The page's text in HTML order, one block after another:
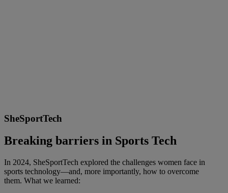
SheSportTech
Breaking barriers in Sports Tech
In 2024, SheSportTech explored the challenges women face in
sports technology—and, more importantly, how to overcome
them. What we learned: